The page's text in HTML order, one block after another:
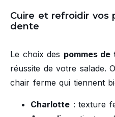
Cuire et refroidir vos
dente
Le choix des pommes de
réussite de votre salade.
chair ferme qui tiennent
Charlotte : texture